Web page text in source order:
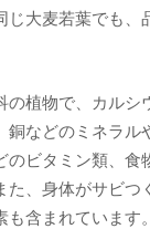
じ大麦若葉でも、
の植物で、カルシ
銅などのミネラル
のビタミン類、食
た、身体がサビつ
も含まれています